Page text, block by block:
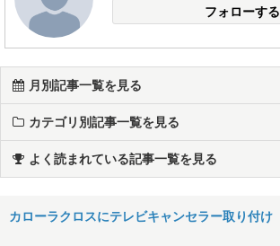
フォローする
月別記事一覧を見る
カテゴリ別記事一覧を見る
よく読まれている記事一覧を見る
カローラクロスにテレビキャンセラー取り付け